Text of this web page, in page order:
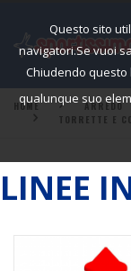
Questo sito
navigatori.Se vuoi
Chiudendo
qualunque suo
HOME ARREDO
TORRETTE E
LINEE